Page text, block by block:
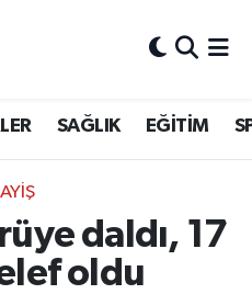
SAĞLIK EĞİTİM
daldı, 17
oldu
ve Fikstür